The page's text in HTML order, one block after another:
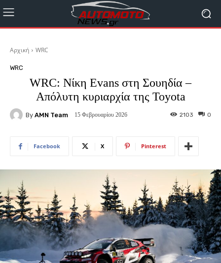
Αρχική WRC
WRC
WRC: Νίκη Evans στη Σουηδία –
Απόλυτη κυριαρχία της Toyota
By AMN Team 15 Φεβρουαρίου 2026 0
2103
Facebook X Pinterest